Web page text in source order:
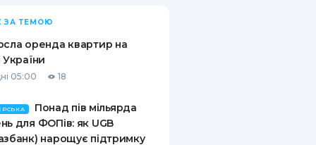
ВІНЬЄТКА
ВІД
ВИПАДКІВ
ПИТАННЯ ТА ВІДПОВІДІ
ПУТІВНИКИ ПО
ЗА ТЕМОЮ
оренда квартир на
України
05:00 18
Понад пів мільярда
для ФОПів: як UGB
нарощує підтримку